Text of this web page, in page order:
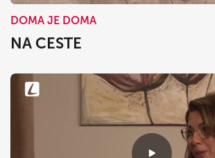
DOMA JE DOMA
NA CESTE